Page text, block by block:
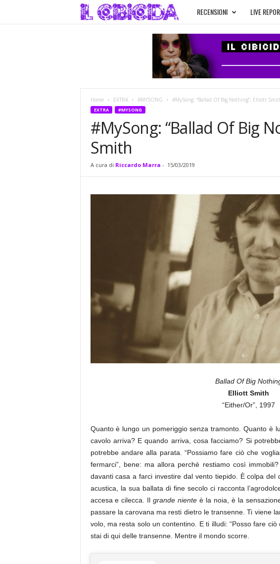
l
C
i
RECENSIONI LIVE
Home EXTRA #MYSONG #MySong: “Ballad Of Big Nothing”, Elliott
EXTRA #MYSONG
#MySong: “Ballad Of Big
Smith
A cura di Riccardo Marra - 15/03/2019
Ballad Of Big
Elliott Smith
“Either/Or”, 1997
Quanto è lungo un pomeriggio senza tramonto. Quanto è
cavolo arriva? E quando arriva, cosa facciamo? Si
potrebbe andare alla parata. “Possiamo fare ciò che
fermarci”, bene: ma allora perché restiamo così
davanti casa a farci investire dal vento tiepido. È colpa del
acustica, la sua ballata di fine secolo ci racconta
accesa e cilecca. Ilgrande niente è la noia, è la
passare la carovana ma resti dietro le transenne. Ti viene
volo, ma resta solo un contentino. E ti illudi: “Posso fare
stai di qui delle transenne. Mentre il mondo scorre.